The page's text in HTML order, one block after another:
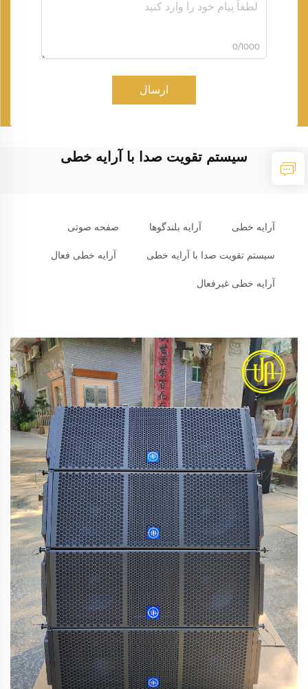
0/1000
ارسال
سیستم تقویت صدا با آرایه خطی
آرایه خطی آرایه بلندگوها صفحه صوتی
سیستم تقویت صدا با آرایه خطی آرایه خطی فعال
آرایه خطی غیرفعال